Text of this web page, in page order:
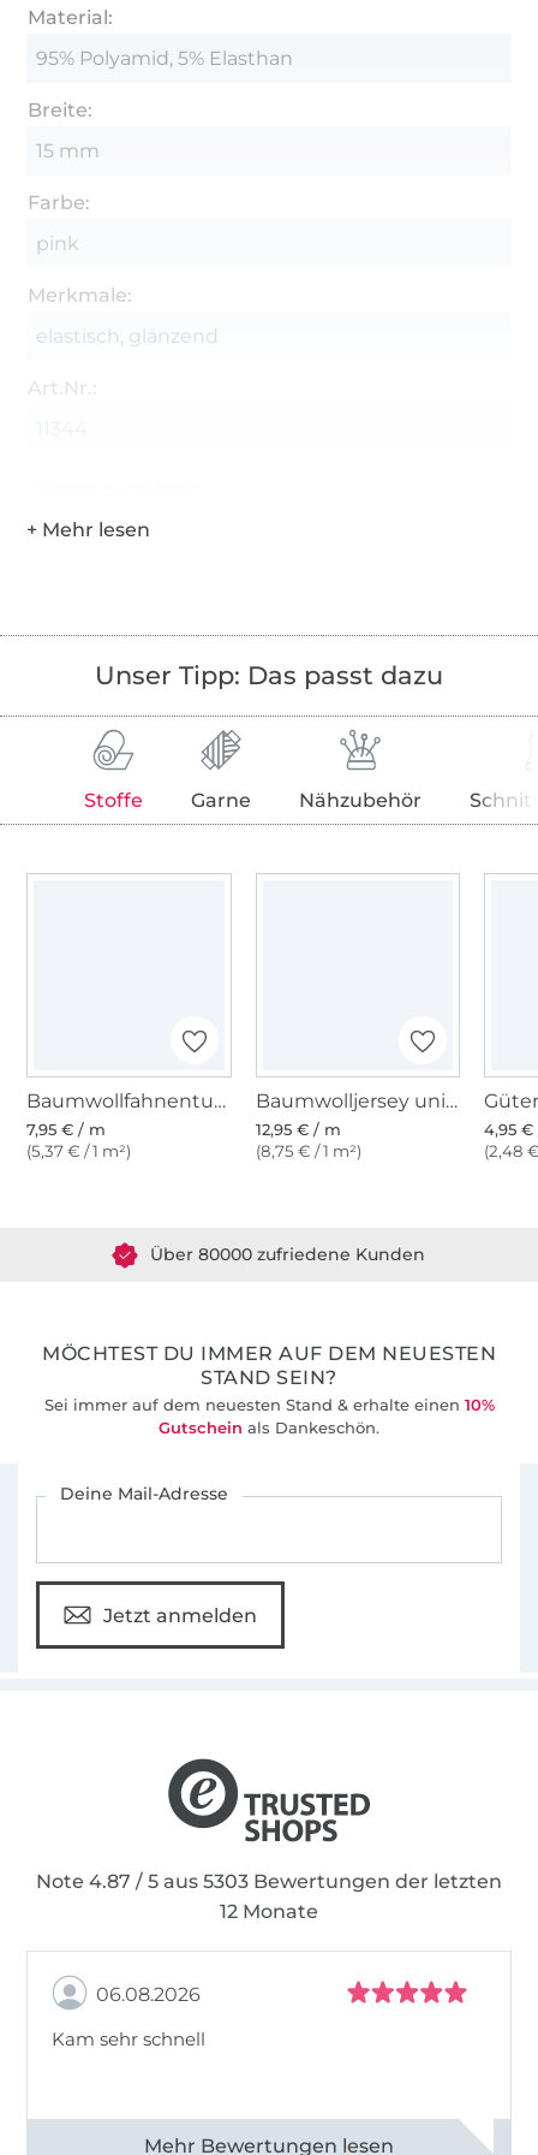
Material:
95% Polyamid, 5% Elasthan
Breite:
15 mm
Farbe:
pink
Merkmale:
elastisch, glänzend
Art.Nr.:
Unser Tipp: Das passt dazu
Stoffe Garne Nähzubehör
Baumwollfahnentuch, pink
7,95 € / m
(5,37 € / 1 m²)
Baumwolljersey uni, pink
12,95 € / m
(8,75 € / 1 m²)
4,95 €
(2,48
Über 80000 zufriedene Kunden
MÖCHTEST DU IMMER AUF DEM NEUESTEN
STAND SEIN?
Sei immer auf dem neuesten Stand & erhalte einen 10%
Gutschein als Dankeschön.
Deine Mail-Adresse
Jetzt anmelden
Note 4.87 / 5 aus 5303 Bewertungen der letzten
12 Monate
06.08.2026
Kam sehr schnell
Alle 82950 Bewertungen ansehen